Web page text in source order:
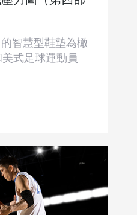
智慧型鞋墊為橄
式足球運動員